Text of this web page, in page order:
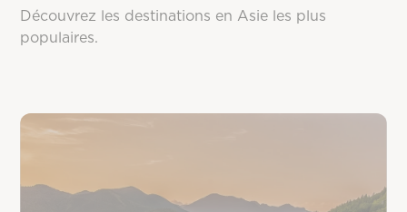
Découvrez les destinations en Asie les plus
populaires.